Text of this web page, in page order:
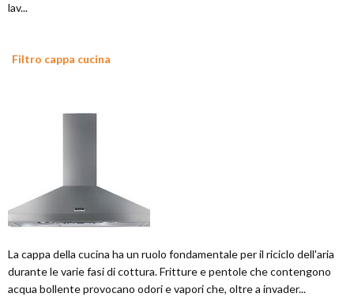
lav...
Filtro cappa cucina
La cappa della cucina ha un ruolo fondamentale per il riciclo dell'aria
durante le varie fasi di cottura. Fritture e pentole che contengono
acqua bollente provocano odori e vapori che, oltre a invader...